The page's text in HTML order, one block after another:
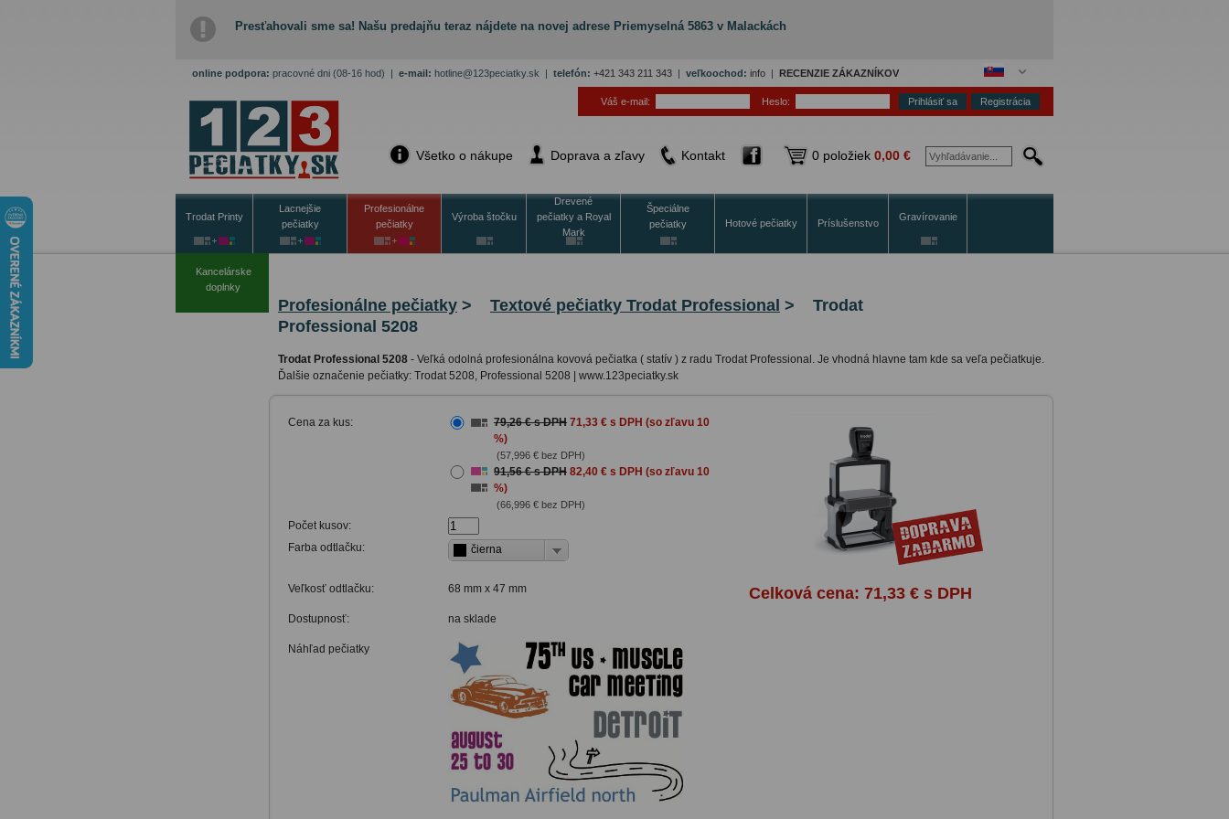
Presťahovali sme sa! Našu predajňu teraz nájdete na novej adrese Priemyselná 5863 v Malackách
online podpora: pracovné dni (08-16 hod) | e-mail: hotline@123peciatky.sk | telefón: +421 343 211 343 | veľkoochod: info | RECENZIE ZÁKAZNÍKOV
Váš e-mail: Heslo: Registrácia
Všetko o nákupe Doprava a zľavy Kontakt 0 položiek 0,00 €
Trodat Printy
Lacnejšie
pečiatky
Profesionálne
pečiatky
Výroba štočku
Drevené
pečiatky a Royal
Mark
Špeciálne
pečiatky
Hotové pečiatky Príslušenstvo
Gravírovanie
Kancelárske
doplnky
Profesionálne pečiatky > Textové pečiatky Trodat Professional >
Trodat
Professional 5208
Trodat Professional 5208 - Veľká odolná profesionálna kovová pečiatka ( statív ) z radu Trodat Professional. Je vhodná hlavne tam kde sa veľa pečiatkuje.
Ďalšie označenie pečiatky: Trodat 5208, Professional 5208 | www.123peciatky.sk
Celková cena: 71,33 € s DPH
Cena za kus: 79,26 € s DPH 71,33 € s DPH (so zľavu 10
%)
(57,996 € bez DPH)
91,56 € s DPH 82,40 € s DPH (so zľavu 10
%)
(66,996 € bez DPH)
Počet kusov:
Farba odtlačku:
čierna
Veľkosť odtlačku: 68 mm x 47 mm
Dostupnosť: na sklade
Náhľad pečiatky